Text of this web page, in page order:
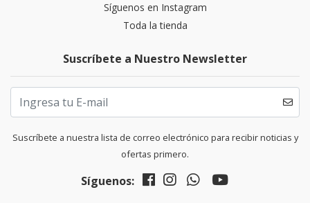
Síguenos en Instagram
Toda la tienda
Suscríbete a Nuestro Newsletter
Suscríbete a nuestra lista de correo electrónico para recibir noticias y
ofertas primero.
Síguenos: